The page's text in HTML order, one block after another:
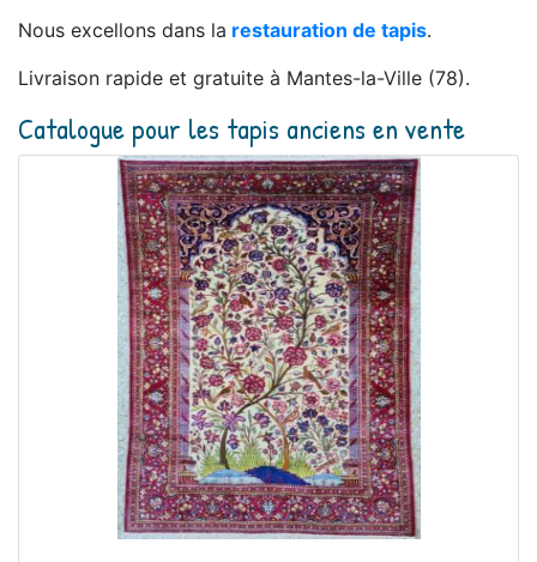
Nous excellons dans la restauration de tapis.
Livraison rapide et gratuite à Mantes-la-Ville (78).
Catalogue pour les tapis anciens en vente